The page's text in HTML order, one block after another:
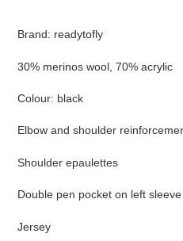
Brand: readytofly
30% merinos wool, 70% acrylic
Colour: black
Elbow and shoulder
Shoulder epaulettes
Double pen pocket on left sleeve
Jersey